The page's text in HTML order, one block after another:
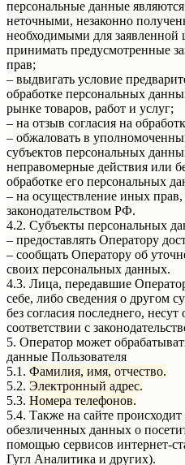
персональные данные
неточными, незаконно
необходимыми для заявленной
принимать предусмотренные
прав;
– выдвигать условие
обработке персональных
рынке товаров, работ и услуг;
– на отзыв согласия на
– обжаловать в
субъектов персональных
неправомерные действия или
обработке его персональных
– на осуществление иных
законодательством РФ.
4.2. Субъекты персональных
– предоставлять Оператору
– сообщать Оператору об
своих персональных данных.
4.3. Лица, передавшие
себе, либо сведения о другом
без согласия последнего, несут
соответствии с
5. Оператор может
данные Пользователя
5.1. Фамилия, имя, отчество.
5.2. Электронный адрес.
5.3. Номера телефонов.
5.4. Также на сайте происходит
обезличенных данных о
помощью сервисов интернет-
Гугл Аналитика и других).